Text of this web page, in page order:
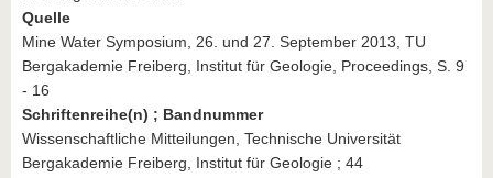
Quelle
Mine Water Symposium, 26. und 27. September 2013, TU
Bergakademie Freiberg, Institut für Geologie, Proceedings, S. 9
- 16
Schriftenreihe(n) ; Bandnummer
Wissenschaftliche Mitteilungen, Technische Universität
Bergakademie Freiberg, Institut für Geologie ; 44